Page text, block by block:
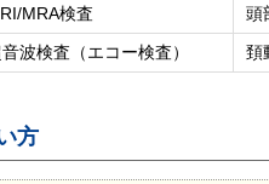
MRA検査
頭
波検査（エコー検査）
頚
方